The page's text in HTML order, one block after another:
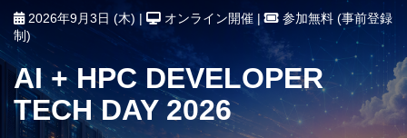
2026年9月3日 (木) | オンライン開催 |
参加無料 (事前登録
制)
AI + HPC DEVELOPER
TECH DAY 2026